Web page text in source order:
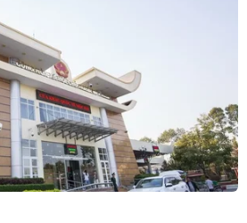
dùng sản
- bí quyết trẻ